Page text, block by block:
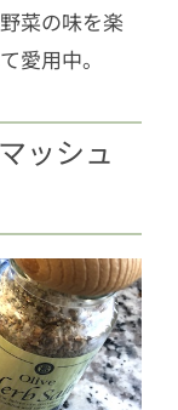
菜の味を楽
愛用中。
シュ